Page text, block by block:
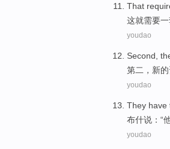
That
这就需要
youdao
Second ,
第二 ， 新的
youdao
They have
布什说：“
youdao